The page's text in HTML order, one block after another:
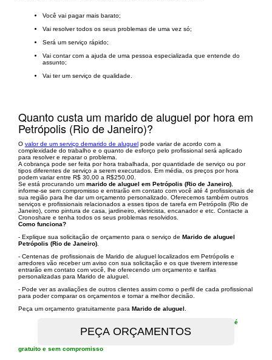
Você vai pagar mais barato;
Vai resolver todos os seus problemas de uma vez só;
Será um serviço rápido;
Vai contar com a ajuda de uma pessoa especializada que entende do
assunto;
Vai ter um serviço de qualidade.
Quanto custa um marido de aluguel por hora em
Petrópolis (Rio de Janeiro)?
O valor de um serviço demarido de aluguel pode variar de acordo com a
complexidade do trabalho e o quanto de esforço pelo profissional será aplicado
para resolver e reparar o problema.
A cobrança pode ser feita por hora trabalhada, por quantidade de serviço ou por
tipos diferentes de serviço a serem executados. Em média, os preços por hora
podem variar entre R$ 30,00 a R$250,00.
Se está procurando um marido de aluguel em Petrópolis (Rio de Janeiro)
informe-se sem compromisso e entrarão em contato com você até 4 profissionais de
sua região para lhe dar um orçamento personalizado. Oferecemos também outros
serviços e profissionais relacionados a esses tipos de tarefa em Petrópolis (Rio de
Janeiro), como pintura de casa, jardineiro, eletricista, encanador e etc. Contacte a
Cronoshare e tenha todos os seus problemas resolvidos.
Como funciona?
- Explique sua solicitação de orçamento para o serviço de Marido de aluguel
Petrópolis (Rio de Janeiro)
- Centenas de profissionais de Marido de aluguel localizados em Petrópolis e
arredores vão receber um aviso con sua solicitação e os que tiverem interesse
entrarão em contato com você, lhe oferecendo um orçamento e tarifas
personalizadas para Marido de aluguel.
- Pode ver as avaliações de outros clientes assim como o perfil de cada profissional
para poder comparar os orçamentos e tomar a melhor decisão.
Peça um orçamento gratuitamente para Marido de aluguel
é
gratuito e sem compromisso